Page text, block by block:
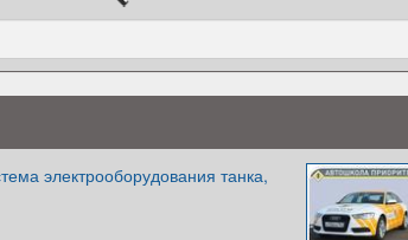
электрооборудования танка,